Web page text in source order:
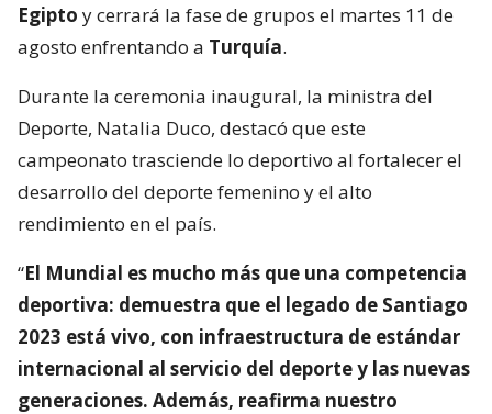
Egipto y cerrará la fase de grupos el martes 11 de
agosto enfrentando a Turquía.
Durante la ceremonia inaugural, la ministra del
Deporte, Natalia Duco, destacó que este
campeonato trasciende lo deportivo al fortalecer el
desarrollo del deporte femenino y el alto
rendimiento en el país.
“El Mundial es mucho más que una competencia
deportiva: demuestra que el legado de Santiago
2023 está vivo, con infraestructura de estándar
internacional al servicio del deporte y las nuevas
generaciones. Además, reafirma nuestro